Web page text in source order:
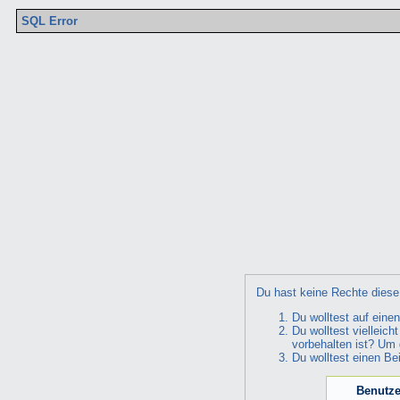
Du hast keine Rechte
Du wolltest auf
Du wolltest
vorbehalten ist?
Du wolltest einen
SQL Error